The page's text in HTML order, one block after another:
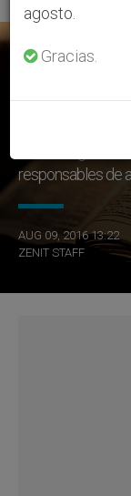
ÚLTIMAS
Quito acoge el II
responsables de
AUG 09, 2016 13:22
ZENIT STAFF
agosto.
Gracias.